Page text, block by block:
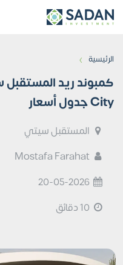
الرئيسية ›
City جدول أسعار
المستقبل سيتي
Mostafa Farahat
20-05-2026